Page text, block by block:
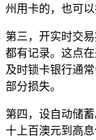
州用卡的，也可以
第三，开实时交
都有记录。这点
及时锁卡银行通
部分损失。
第四，设自动储
十上百澳元到高